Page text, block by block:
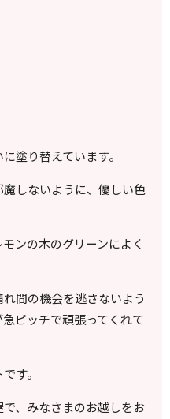
塗り替えています。
しないように、優しい色
ンの木のグリーンによく
間の機会を逃さないよう
ピッチで頑張ってくれて
す。
、みなさまのお越しをお